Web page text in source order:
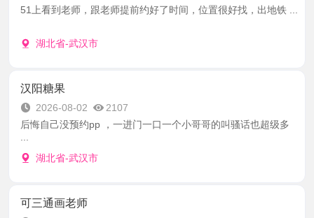
51上看到老师，跟老师提前约好了时间，位置很好找，出地铁 ...
湖北省-武汉市
汉阳糖果
2026-08-02
2107
后悔自己没预约pp ，一进门一口一个小哥哥的叫骚话也超级多
湖北省-武汉市
可三通画老师